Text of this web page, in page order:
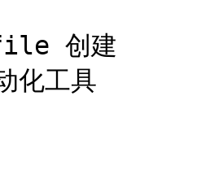
创建
工具